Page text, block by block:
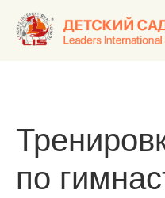
Главная Кружки и секции »
по